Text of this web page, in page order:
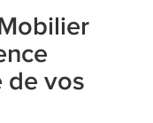
de vos